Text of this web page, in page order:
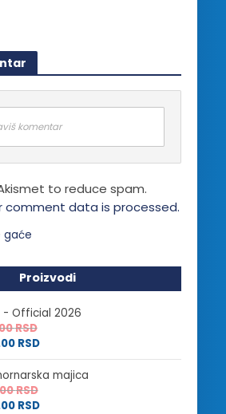
komentar
to reduce spam.
comment data is processed.
Proizvodi
- Official 2026
RSD
RSD
majica
RSD
RSD